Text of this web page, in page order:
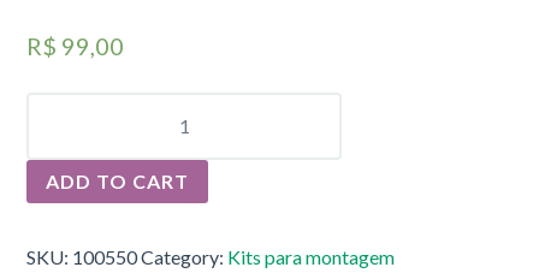
R$ 99,00
-
ADD TO CART
SKU: 100550Category: Kits para montagem